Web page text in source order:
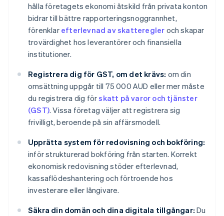
hålla företagets ekonomi åtskild från privata konton
bidrar till bättre rapporteringsnoggrannhet,
förenklar efterlevnad av skatteregler och skapar
trovärdighet hos leverantörer och finansiella
institutioner.
Registrera dig för GST, om det krävs: om din
omsättning uppgår till 75 000 AUD eller mer måste
du registrera dig förskatt på varor och tjänster
(GST). Vissa företag väljer att registrera sig
frivilligt, beroende på sin affärsmodell.
Upprätta system för redovisning och bokföring:
inför strukturerad bokföring från starten. Korrekt
ekonomisk redovisning stöder efterlevnad,
kassaflödeshantering och förtroende hos
investerare eller långivare.
Säkra din domän och dina digitala tillgångar: Du